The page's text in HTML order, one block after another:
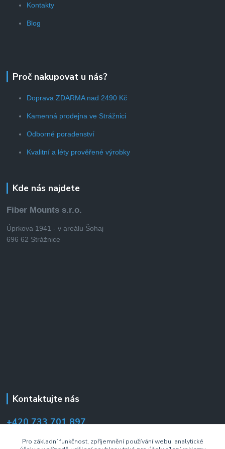
Kontakty
Blog
Proč nakupovat u nás?
Doprava ZDARMA nad 2490 Kč
Kamenná prodejna ve Strážnici
Odborné poradenství
Kvalitní a léty prověřené výrobky
Kde nás najdete
Fiber Mounts s.r.o.
Úprkova 1941 - v areálu Šohaj
696 62 Strážnice
Kontaktujte nás
+420 733 701 897
Pro základní funkčnost, zpříjemnění používání webu, analytické